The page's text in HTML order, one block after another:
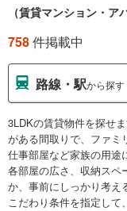
（賃貸マンション・ア
758件掲載中
路線・駅から探す
3LDKの賃貸物件を探せ
がある間取りで、ファミ
仕事部屋など家族の用途
各部屋の広さ、収納スペ
か、事前にしっかり考え
こだわり条件を指定して